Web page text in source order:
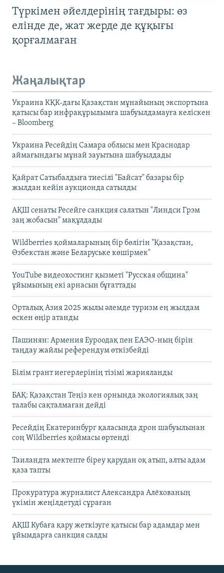
Түркімен әйелдерінің тағдыры: өз
елінде де, жат жерде де құқығы
қорғалмаған
Жаңалықтар
Украина КҚК-дағы Қазақстан мұнайының экспортына
қатысы бар инфрақұрылымға шабуылдамауға келіскен
– Bloomberg
Украина Ресейдің Самара облысы мен Краснодар
аймағындағы мұнай зауытына шабуылдады
Қайрат Сатыбалдыға тиесілі "Байсат" базары бір
жылдан кейін аукционда сатылды
АҚШ сенаты Ресейге санкция салатын "Линдси Грэм
заң жобасын" мақұлдады
Wildberries қоймаларының бір бөлігін "Қазақстан,
Өзбекстан және Беларуське көшірмек"
YouTube видеохостинг қызметі "Русская община"
ұйымының екі арнасын бұғаттады
Орталық Азия 2025 жылы әлемде туризм ең жылдам
өскен өңір атанды
Пашинян: Армения Еуроодақ пен ЕАЭО-ның бірін
таңдау жайлы референдум өткізбейді
Білім грант иегерлерінің тізімі жарияланды
БАҚ: Қазақстан Теңіз кен орнында экологиялық заң
талабы сақталмаған дейді
Ресейдің Екатеринбург қаласында дрон шабуылынан
соң Wildberries қоймасы өртенді
Таиландта мектепте біреу қарудан оқ атып, алты адам
қаза тапты
Прокуратура журналист Александра Алёхованың
үкімін жеңілдетуді сұраған
АҚШ Кубаға қару жеткізуге қатысы бар адамдар мен
ұйымдарға санкция салды